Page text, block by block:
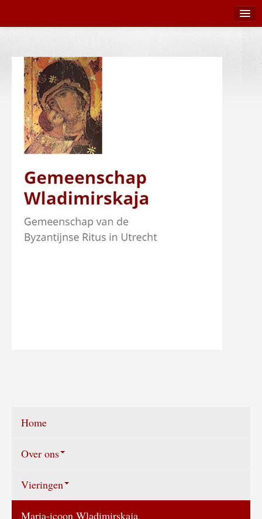
Home
Over ons
Wie zijn wij?
Vieringen
Vieringen agenda
Maria-icoon Wladimirskaja